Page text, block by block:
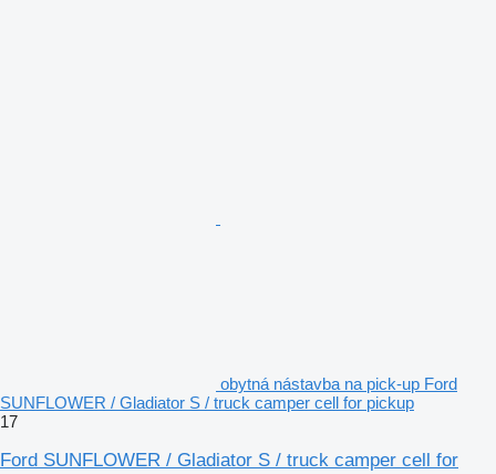
obytná nástavba na pick-up Ford
SUNFLOWER / Gladiator S / truck camper cell for pickup
17
Ford SUNFLOWER / Gladiator S / truck camper cell for